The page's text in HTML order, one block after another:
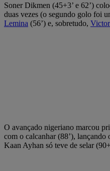
Soner Dikmen (45+3’ e 62’)
duas vezes (o segundo golo foi
Lemina (56’) e, sobretudo,
O avançado nigeriano marcou
com o calcanhar (88’),
Kaan Ayhan só teve de selar